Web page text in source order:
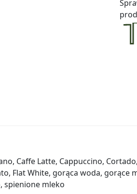
Caffe Latte, Cappuccino,
Flat White, gorąca woda, gorące
spienione mleko